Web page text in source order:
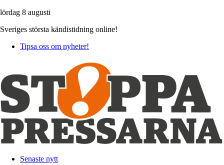
lördag 8 augusti
Sveriges största kändistidning online!
Tipsa oss om nyheter!
Senaste nytt